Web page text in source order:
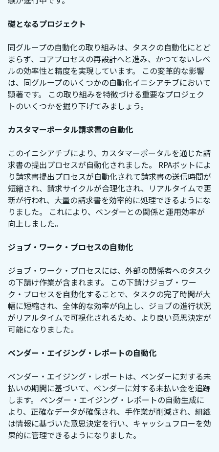
礎となるプロジェクト
同グループの自動化の取り組みは、タスクの自動化にとど
まらず、コアプロセスの再設計へと進み、かつてないレベ
ルの効率性と精度を実現しています。 この変革的な影響
は、同グループのいくつかの自動化イニシアチブにおいて
顕著です。 この取り組みを特徴づける重要なプロジェク
トのいくつかを掘り下げてみましょう。
カスタマーポータル請求書の自動化
このイニシアチブにより、カスタマーポータルを通じた請
求書の提出プロセスが自動化されました。 RPAボットによ
り請求書提出プロセスが自動化されて請求書の送信時間が
短縮され、請求サイクルが合理化され、リアルタイムで更
新が行われ、大量の請求書を効率的に処理できるようにな
りました。 これにより、ベンダーとの関係と運用効率が
向上しました。
ジョブ・ワーク・プロセスの自動化
ジョブ・ワーク・プロセスには、外部の関係者へのタスク
の下請け作業が含まれます。 この下請けジョブ・ワー
ク・プロセスを自動化することで、タスクの完了時間が大
幅に短縮され、全体的な効率が向上し、ジョブの進行状況
がリアルタイムで可視化されるため、より良い意思決定が
可能になりました。
ベンダー・エイジング・レポートの自動化
ベンダー・エイジング・レポートは、ベンダーに対する未
払いの期間に基づいて、ベンダーに対する未払い金を追跡
します。 ベンダー・エイジング・レポートの自動生成に
より、正確なデータが確保され、手作業が削減され、組織
は情報に基づいた意思決定を行い、キャッシュフローを効
果的に管理できるようになりました。